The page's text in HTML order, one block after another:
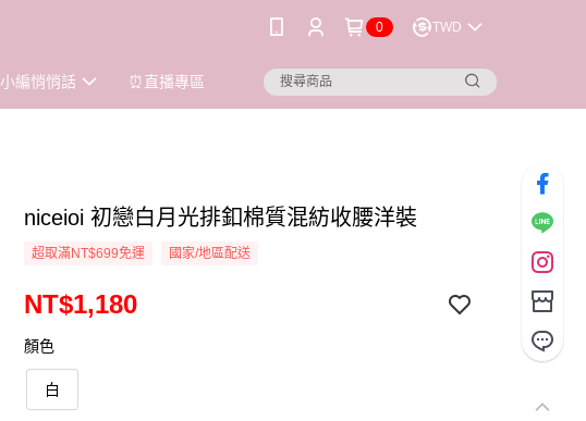
0 TWD
小編悄悄話 ⏰直播專區
niceioi 初戀白月光排釦棉質混紡收腰洋裝
超取滿NT$699免運 國家/地區配送
NT$1,180
顏色
白